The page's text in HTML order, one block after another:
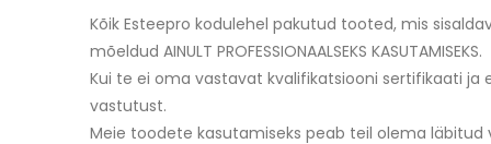
Kõik Esteepro kodulehel pakutud tooted, mis
mõeldud AINULT PROFESSIONAALSEKS KASUTAMISEKS.
Kui te ei oma vastavat kvalifikatsiooni sertifikaati ja
vastutust.
Meie toodete kasutamiseks peab teil olema läbitud